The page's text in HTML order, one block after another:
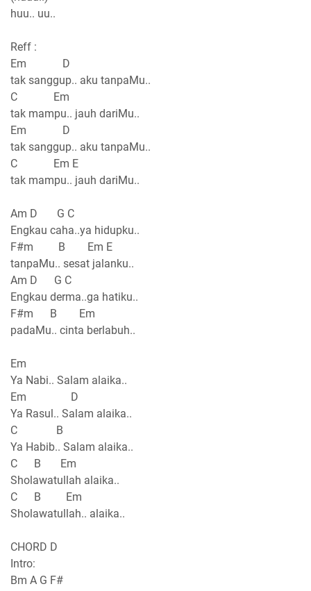
huu.. uu..
Reff :
Em D
tak sanggup.. aku tanpaMu..
C Em
tak mampu.. jauh dariMu..
Em D
tak sanggup.. aku tanpaMu..
C Em E
tak mampu.. jauh dariMu..
Am D G C
Engkau caha..ya hidupku..
F#m B Em E
tanpaMu.. sesat jalanku..
Am D G C
Engkau derma..ga hatiku..
F#m B Em
padaMu.. cinta berlabuh..
Em
Ya Nabi.. Salam alaika..
Em D
Ya Rasul.. Salam alaika..
C B
Ya Habib.. Salam alaika..
C B Em
Sholawatullah alaika..
C B Em
Sholawatullah.. alaika..
CHORD D
Intro:
Bm A G F#